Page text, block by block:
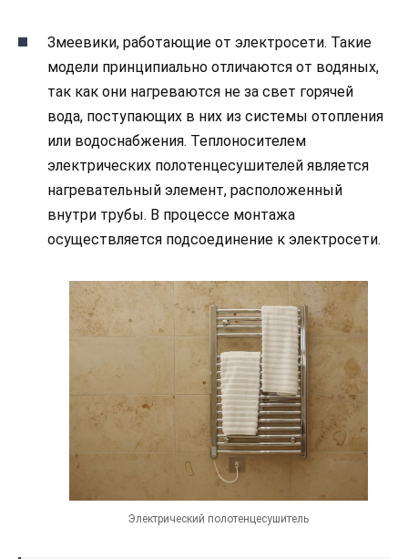
Змеевики, работающие от электросети. Такие
модели принципиально отличаются от водяных,
так как они нагреваются не за свет горячей
вода, поступающих в них из системы отопления
или водоснабжения. Теплоносителем
электрических полотенцесушителей является
нагревательный элемент, расположенный
внутри трубы. В процессе монтажа
осуществляется подсоединение к электросети.
Электрический полотенцесушитель